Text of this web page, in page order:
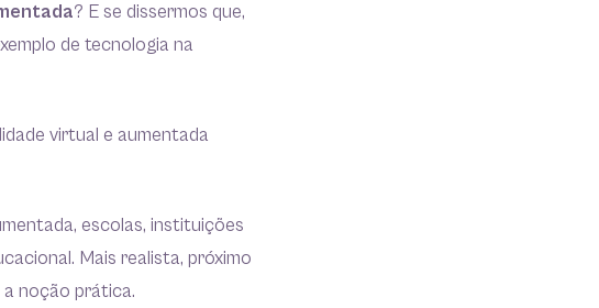
? E se dissermos que,
de tecnologia na
virtual e aumentada
escolas, instituições
Mais realista, próximo
a noção prática.